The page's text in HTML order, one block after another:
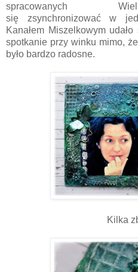
spracowanych
się zsynchronizowaćw
Kanałem Miszelkowym
spotkanie przy winku mimo,
było bardzo radosne.
Kilka